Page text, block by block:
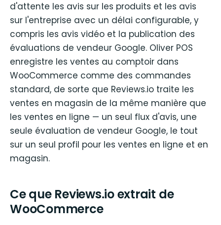
d'attente les avis sur les produits et les avis
sur l'entreprise avec un délai configurable, y
compris les avis vidéo et la publication des
évaluations de vendeur Google. Oliver POS
enregistre les ventes au comptoir dans
WooCommerce comme des commandes
standard, de sorte que Reviews.io traite les
ventes en magasin de la même manière que
les ventes en ligne — un seul flux d'avis, une
seule évaluation de vendeur Google, le tout
sur un seul profil pour les ventes en ligne et en
magasin.
Ce que Reviews.io extrait de
WooCommerce